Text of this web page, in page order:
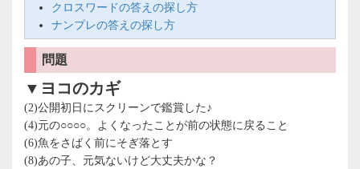
クロスワードの答えの探し方
ナンプレの答えの探し方
問題
▼ヨコのカギ
(2)公開初日にスクリーンで鑑賞した♪
(4)元の○○○○。よくなったことが前の状態に戻ること
(6)魚をさばく前にそぎ落とす
(8)あの子、元気ないけど大丈夫かな？